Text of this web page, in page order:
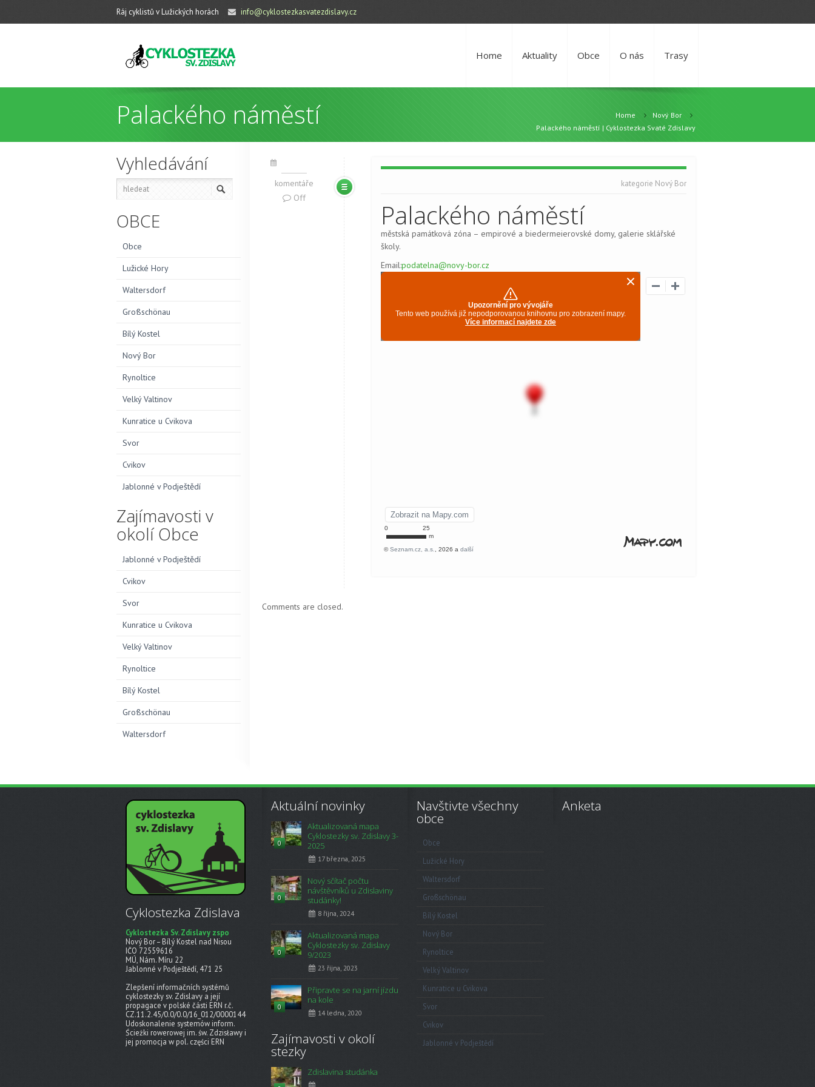
Ráj cyklistů v Lužických horách info@cyklostezkasvatezdislavy.cz
Home Aktuality Obce O nás Trasy
Palackého náměstí Home
Nový Bor
Palackého náměstí | Cyklostezka Svaté Zdislavy
komentáře
Off
kategorie Nový Bor
Palackého náměstí
městská památková zóna – empirové a biedermeierovské domy, galerie sklářské
školy.
Email:podatelna@novy-bor.cz
Comments are closed.
Vyhledávání
OBCE
Obce
Lužické Hory
Waltersdorf
Großschönau
Bílý Kostel
Nový Bor
Rynoltice
Velký Valtinov
Kunratice u Cvikova
Svor
Cvikov
Jablonné v Podještědí
Zajímavosti v
okolí Obce
Jablonné v Podještědí
Cvikov
Svor
Kunratice u Cvikova
Velký Valtinov
Rynoltice
Bílý Kostel
Großschönau
Waltersdorf
Cyklostezka Zdislava
Cyklostezka Sv. Zdislavy zspo
Nový Bor – Bílý Kostel nad Nisou
IČO 72559616
MÚ, Nám. Míru 22
Jablonné v Podještědí, 471 25
Zlepšení informačních systémů
cyklostezky sv. Zdislavy a její
propagace v polské části ERN r.č.
CZ.11.2.45/0.0/0.0/16_012/0000144
Udoskonalenie systemów inform.
Ścieżki rowerowej im. św. Zdzisławy i
jej promocja w pol. części ERN
Aktuální novinky
0
Aktualizovaná mapa
Cyklostezky sv. Zdislavy 3-
2025
17 března, 2025
0
Nový sčítač počtu
návštěvníků u Zdislaviny
studánky!
8 října, 2024
0
Aktualizovaná mapa
Cyklostezky sv. Zdislavy
9/2023
23 října, 2023
0
Připravte se na jarní jízdu
na kole
14 ledna, 2020
Zajímavosti v okolí
stezky
Zdislavina studánka
Navštivte všechny
obce
Obce
Lužické Hory
Waltersdorf
Großschönau
Bílý Kostel
Nový Bor
Rynoltice
Velký Valtinov
Kunratice u Cvikova
Svor
Cvikov
Jablonné v Podještědí
Anketa